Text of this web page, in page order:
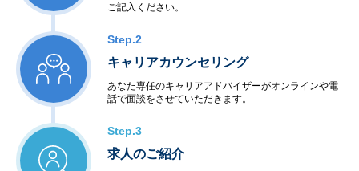
ご記入ください。
Step.2
キャリアカウンセリング
あなた専任のキャリアアドバイザーがオンラインや電
話で面談をさせていただきます。
Step.3
求人のご紹介